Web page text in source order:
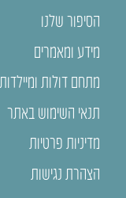
הסיפור שלנו
מידע ומאמרים
מתחם דולות ומיילדות
תנאי השימוש באתר
מדיניות פרטיות
הצהרת נגישות